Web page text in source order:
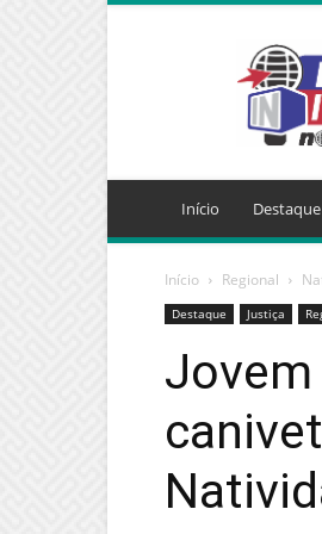
Início Destaque
Início Regional
Destaque Justiça